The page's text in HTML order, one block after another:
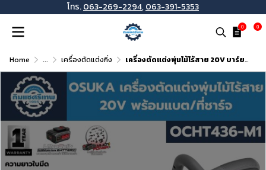
โทร.063-269-2294,063-391-5353
0 0
Home ... เครื่องตัดแต่งกิ่ง เครื่องตัดแต่งพุ่มไม้ไร้สาย 20V บาร์ยาว 15 นิ้ว OSUKA รุ่น OCHT436